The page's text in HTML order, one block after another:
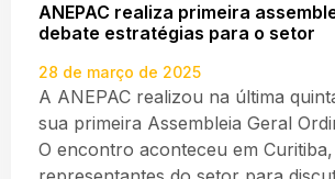
ANEPAC realiza primeira
debate estratégias para o setor
28 de março de 2025
A ANEPAC realizou na última
sua primeira Assembleia Geral
O encontro aconteceu em